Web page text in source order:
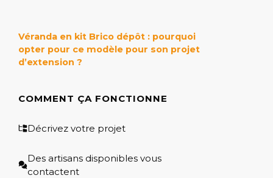
Véranda en kit Brico dépôt : pourquoi
opter pour ce modèle pour son projet
d’extension ?
COMMENT ÇA FONCTIONNE
Décrivez votre projet
Des artisans disponibles vous
contactent